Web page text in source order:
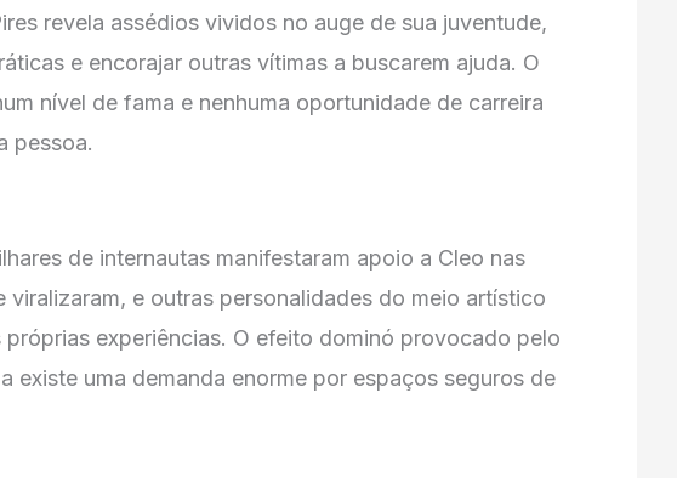
revela assédios vividos no auge de sua juventude,
e encorajar outras vítimas a buscarem ajuda. O
nível de fama e nenhuma oportunidade de carreira
pessoa.
de internautas manifestaram apoio a Cleo nas
e outras personalidades do meio artístico
experiências. O efeito dominó provocado pelo
existe uma demanda enorme por espaços seguros de